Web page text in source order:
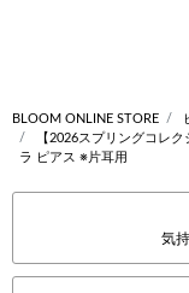
BLOOM ONLINE STORE
【2026スプリングコレ
ラ ピアス ※片耳用
気